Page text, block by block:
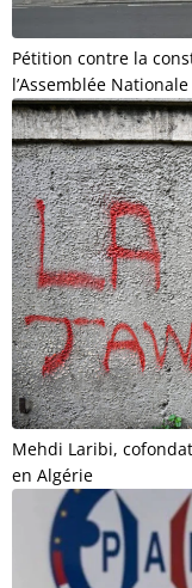
Pétition contre la
l’Assemblée Nationale
Mehdi Laribi,
en Algérie